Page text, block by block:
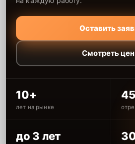
Оставить
Смотреть
10+
лет на рынке
до 3 лет